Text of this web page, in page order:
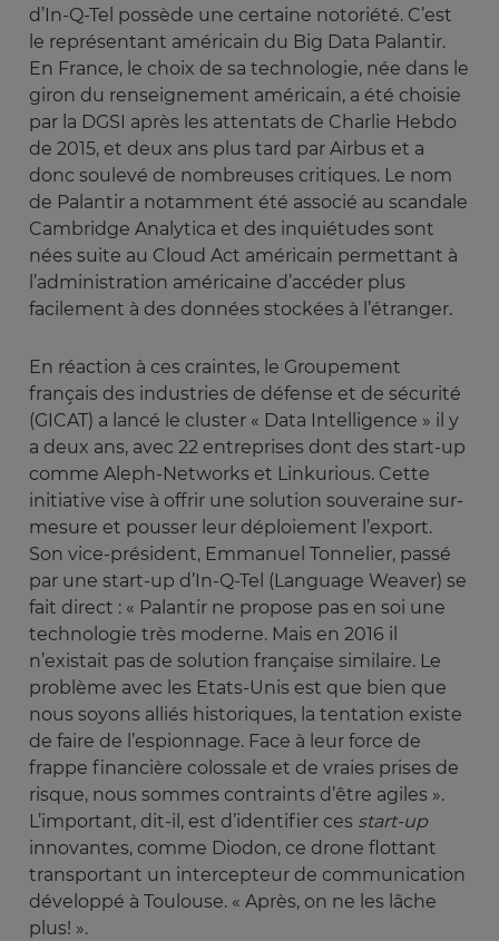
d’In-Q-Tel possède une certaine notoriété. C’est
le représentant américain du Big Data Palantir.
En France, le choix de sa technologie, née dans le
giron du renseignement américain, a été choisie
par la DGSI après les attentats de Charlie Hebdo
de 2015, et deux ans plus tard par Airbus et a
donc soulevé de nombreuses critiques. Le nom
de Palantir a notamment été associé au scandale
Cambridge Analytica et des inquiétudes sont
nées suite au Cloud Act américain permettant à
l’administration américaine d’accéder plus
facilement à des données stockées à l’étranger.
En réaction à ces craintes, le Groupement
français des industries de défense et de sécurité
(GICAT) a lancé le cluster « Data Intelligence » il y
a deux ans, avec 22 entreprises dont des start-up
comme Aleph-Networks et Linkurious. Cette
initiative vise à offrir une solution souveraine sur-
mesure et pousser leur déploiement l’export.
Son vice-président, Emmanuel Tonnelier, passé
par une start-up d’In-Q-Tel (Language Weaver) se
fait direct : « Palantir ne propose pas en soi une
technologie très moderne. Mais en 2016 il
n’existait pas de solution française similaire. Le
problème avec les Etats-Unis est que bien que
nous soyons alliés historiques, la tentation existe
de faire de l’espionnage. Face à leur force de
frappe financière colossale et de vraies prises de
risque, nous sommes contraints d’être agiles ».
L’important, dit-il, est d’identifier ces start-up
innovantes, comme Diodon, ce drone flottant
transportant un intercepteur de communication
développé à Toulouse. « Après, on ne les lâche
plus! ».